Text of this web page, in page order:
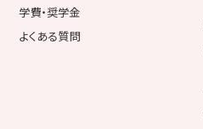
学費・奨学金
よくある質問